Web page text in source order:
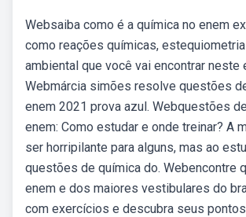
Websaiba como é a química no enem
como reações químicas,
ambiental que você vai encontrar neste
Webmárcia simões resolve questões
enem 2021 prova azul. Webquestões
enem: Como estudar e onde treinar? A
ser horripilante para alguns, mas ao
questões de química do. Webencontre
enem e dos maiores vestibulares do
com exercícios e descubra seus